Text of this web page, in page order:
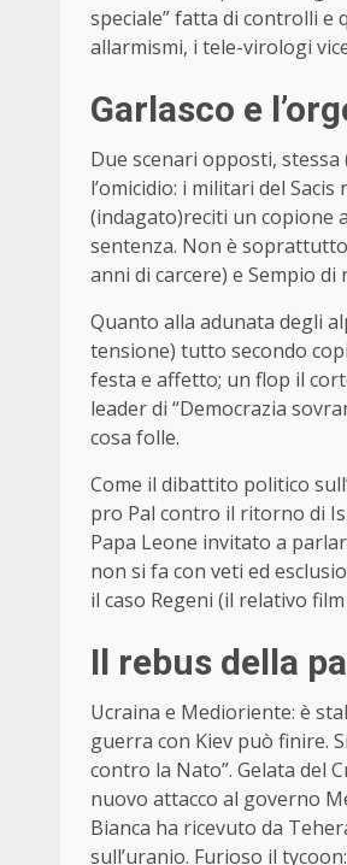
speciale” fatta di controlli e
allarmismi, i tele-virologi
Garlasco e
Due scenari opposti,
l’omicidio: i militari del
(indagato)reciti un copione
sentenza. Non è
anni di carcere) e Sempio
Quanto alla adunata degli
tensione) tutto secondo
festa e affetto; un flop il
leader di “Democrazia
cosa folle.
Come il dibattito politico
pro Pal contro il ritorno di
Papa Leone invitato a
non si fa con veti ed
il caso Regeni (il relativo
Il rebus della
Ucraina e Medioriente: è
guerra con Kiev può finire.
contro la Nato”. Gelata del
nuovo attacco al governo
Bianca ha ricevuto da
sull’uranio. Furioso il